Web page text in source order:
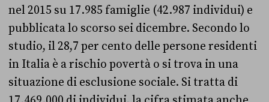
nel 2015 su 17.985 famiglie (42.987 individui) e
pubblicata lo scorso sei dicembre. Secondo lo
studio, il 28,7 per cento delle persone residenti
in Italia è a rischio povertà o si trova in una
situazione di esclusione sociale. Si tratta di